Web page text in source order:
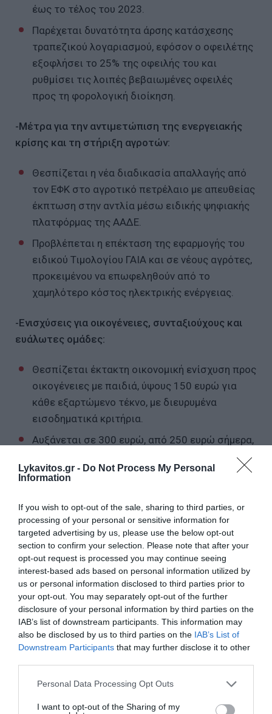
Lykavitos.gr - Do Not Process My Personal
Information
If you wish to opt-out of the sale, sharing to third parties, or
processing of your personal or sensitive information for
targeted advertising by us, please use the below opt-out
section to confirm your selection. Please note that after your
opt-out request is processed you may continue seeing
interest-based ads based on personal information utilized by
us or personal information disclosed to third parties prior to
your opt-out. You may separately opt-out of the further
disclosure of your personal information by third parties on the
IAB’s list of downstream participants. This information may
also be disclosed by us to third parties on the IAB’s List of
Downstream Participants that may further disclose it to other
Please note that this website/app uses one or more Google
not limited to your visit or usage behaviour. You may click to
Personal Data Processing Opt Outs
I want to opt-out of the Sharing of my
έως το τέλος του 2023.
Παρέχεται δυνατότητα άρσης κατάσχεσης
τραπεζικού λογαριασμού, εφόσον ο οφειλέτης
εξοφλήσει το 25% της οφειλής του και
ρυθμίσει τις λοιπές βεβαιωμένες οφειλές
προς τη φορολογική διοίκηση.
-Μέτρα για την αντιμετώπιση της ενεργειακής
κρίσης και τη στήριξη αγροτών:
Θεσπίζεται η νέα διαδικασία απαλλαγής από
τον ΕΦΚ στο αγροτικό πετρέλαιο με απευθείας
έκπτωση στην αντλία μέσω ειδικής ψηφιακής
πλατφόρμας της ΑΑΔΕ.
Προβλέπεται η επέκταση της εφαρμογής του
ειδικού Τιμολογίου ΓΑΙΑ και σε νέους αγρότες,
προκειμένου να επωφεληθούν από το
χαμηλότερο κόστος ηλεκτρικής ενέργειας.
-Ενισχύσεις για οικογένειες, συνταξιούχους και
ευάλωτες ομάδες:
Θεσπίζεται έκτακτη οικονομική ενίσχυση προς
οικογένειες με παιδιά, ύψους 150 ευρώ για
κάθε εξαρτώμενο τέκνο, με διευρυμένα
εισοδηματικά κριτήρια.
Αυξάνεται σε 300 ευρώ, από 250 ευρώ σήμερα,
η ενίσχυση που καταβάλλεται κάθε Νοέμβριο
σε συνταξιούχους και ευάλωτες κοινωνικές
εισοδηματικά κριτήρια, με αποτέλεσμα να
αυξάνεται και ο αριθμός των δικαιούχων.
Την ίδια ενίσχυση των 300 ευρώ θα λαμβάνουν
από την ηλικία των 60 ετών , αντί των 65 , όσοι
λαμβάνουν αποκλειστικά σύνταξη χηρείας.
-Παρεμβάσεις για τη στέγαση
Επιστροφή ενοικίου: Διευρύνονται τα
εισοδηματικά όρια για την επιστροφή ενός
ενοικίου, με αποτέλεσμα να καλύπτεται πλέον
το 85% των μισθωτών.
Προβλέπεται επιστροφή δύο ενοικίων σε